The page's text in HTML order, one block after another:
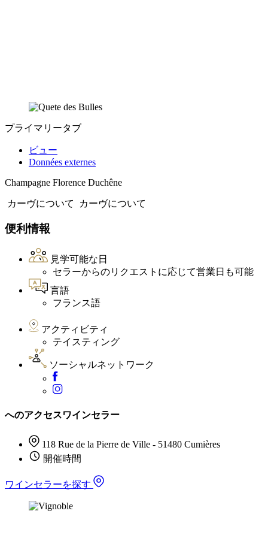
プライマリータブ
ビュー
Données externes
Champagne Florence Duchêne
カーヴについて カーヴについて
便利情報
見学可能な日
セラーからのリクエストに応じて営業日も可能
言語
フランス語
アクティビティ
テイスティング
ソーシャルネットワーク
へのアクセスワインセラー
118 Rue de la Pierre de Ville - 51480 Cumières
開催時間
ワインセラーを探す